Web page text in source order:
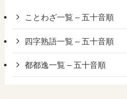
ことわざ一覧 – 五十音順
四字熟語一覧 – 五十音順
都都逸一覧 – 五十音順